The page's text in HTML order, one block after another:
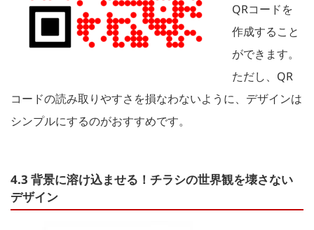
QRコードを
作成すること
ができます。
ただし、QR
コードの読み取りやすさを損なわないように、デザインは
シンプルにするのがおすすめです。
4.3 背景に溶け込ませる！チラシの世界観を壊さない
デザイン